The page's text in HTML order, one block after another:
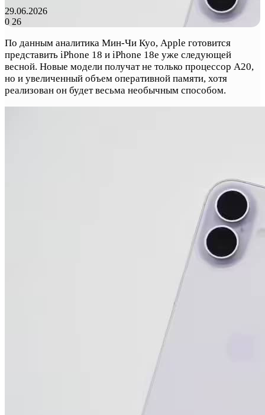
29.06.2026
0 26
По данным аналитика Мин-Чи Куо, Apple готовится
представить iPhone 18 и iPhone 18e уже следующей
весной. Новые модели получат не только процессор A20,
но и увеличенный объем оперативной памяти, хотя
реализован он будет весьма необычным способом.